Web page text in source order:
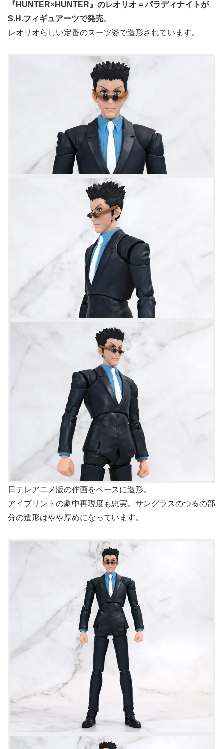
『HUNTER×HUNTER』のレオリオ＝パラディナイトが
S.H.フィギュアーツで発売。
レオリオらしい定番のスーツ姿で造形されています。
日テレアニメ版の作画をベースに造形。
アイプリントの劇中再現度も忠実。サングラスのつるの部
分の造形はやや厚めになっています。